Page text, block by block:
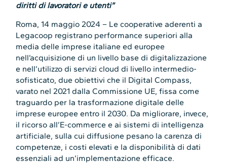
diritti di lavoratori e utenti”
Roma, 14 maggio 2024 – Le cooperative aderenti a
Legacoop registrano performance superiori alla
media delle imprese italiane ed europee
nell’acquisizione di un livello base di digitalizzazione
e nell’utilizzo di servizi cloud di livello intermedio-
sofisticato, due obiettivi che il Digital Compass,
varato nel 2021 dalla Commissione UE, fissa come
traguardo per la trasformazione digitale delle
imprese europee entro il 2030. Da migliorare, invece,
il ricorso all’E-commerce e ai sistemi di intelligenza
artificiale, sulla cui diffusione pesano la carenza di
competenze, i costi elevati e la disponibilità di dati
essenziali ad un’implementazione efficace.